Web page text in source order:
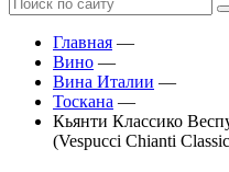
Главная —
Вино —
Вина Италии —
Тоскана —
Кьянти Классико
(Vespucci Chianti